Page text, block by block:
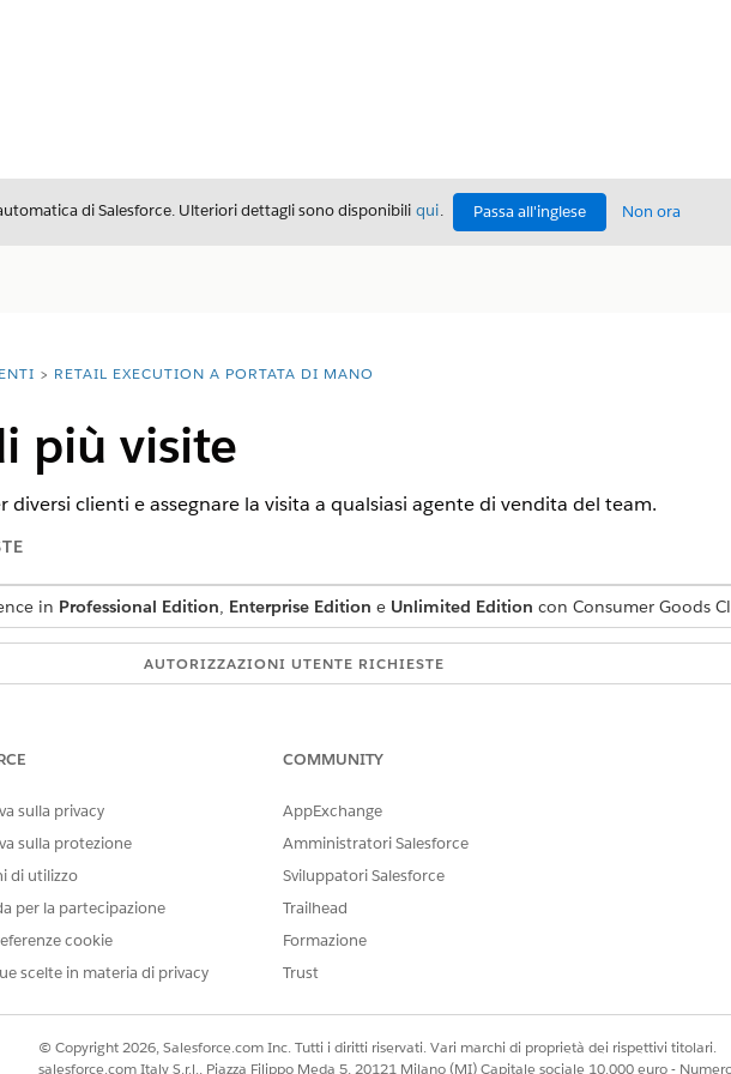
di Salesforce. Ulteriori dettagli sono disponibili qui. Passa all'inglese Non ora
RETAIL EXECUTION A PORTATA DI MANO
più visite
diversi clienti e assegnare la visita a qualsiasi agente di vendita del team.
in Professional Edition, Enterprise Edition e Unlimited Edition con Consumer Goods
AUTORIZZAZIONI UTENTE RICHIESTE
O
vendita al dettaglio CGCloud)
utente dell'organizzazione di vendita.
il sistema considera l'ora immessa nelle impostazioni del singolo utente.
impostazioni utente dell'organizzazione di vendita e nelle impostazioni del singolo
personalizzate.
e selezionareVisite.
(Nuove visite multiple).
l'utente, la città, la data di creazione della visita e i dettagli del modello di visita.
sulla privacy
sulla protezione
di utilizzo
per la partecipazione
cookie
scelte in materia di privacy
COMMUNITY
AppExchange
Amministratori Salesforce
Sviluppatori Salesforce
Trailhead
Formazione
Trust
© Copyright 2026, Salesforce.com Inc. Tutti i diritti riservati. Vari marchi di proprietà dei rispettivi titolari.
salesforce.com Italy S.r.l., Piazza Filippo Meda 5, 20121 Milano (MI) Capitale sociale 10.000 euro -